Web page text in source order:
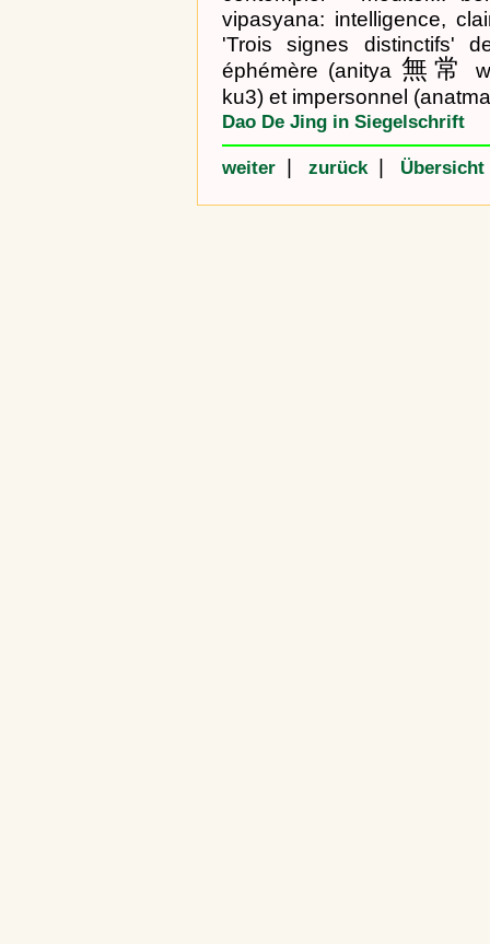
vipasyana: intelligence,
'Trois signes distinctifs'
éphémère (anitya無常
ku3) et impersonnel
Dao De Jing in Siegelschrift
weiter | zurück | Übersicht